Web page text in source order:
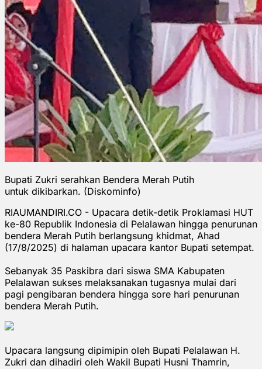
Bupati Zukri serahkan Bendera Merah Putih
untuk dikibarkan. (Diskominfo)
RIAUMANDIRI.CO - Upacara detik-detik Proklamasi HUT
ke-80 Republik Indonesia di Pelalawan hingga penurunan
bendera Merah Putih berlangsung khidmat, Ahad
(17/8/2025) di halaman upacara kantor Bupati setempat.
Sebanyak 35 Paskibra dari siswa SMA Kabupaten
Pelalawan sukses melaksanakan tugasnya mulai dari
pagi pengibaran bendera hingga sore hari penurunan
bendera Merah Putih.
Upacara langsung dipimipin oleh Bupati Pelalawan H.
Zukri dan dihadiri oleh Wakil Bupati Husni Thamrin,